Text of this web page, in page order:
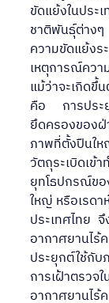
ขัดแย้งในประ
ชาติพันธุ์ต่าง
ความขัดแย้งร
เหตุการณ์คว
แม้ว่าจะเกิดขึ้
คือ การประยุ
ยึดครองของฝ่
ภาพที่ตั้งปืนใ
วัตถุระเบิดเ
ยุทโธปกรณ์ข
ใหญ่ หรือเรดา
ประเทศไทย
อากาศยานไ
ประยุกต์ใช้กับ
การเฝ้าตรว
อากาศยานไ